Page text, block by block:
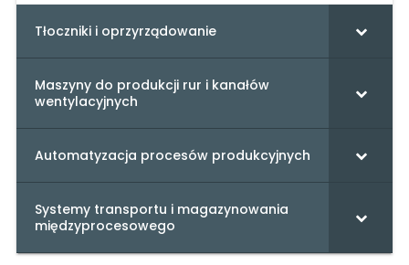
Tłoczniki i oprzyrządowanie
Maszyny do produkcji rur i kanałów
wentylacyjnych
Automatyzacja procesów produkcyjnych
Systemy transportu i magazynowania
międzyprocesowego